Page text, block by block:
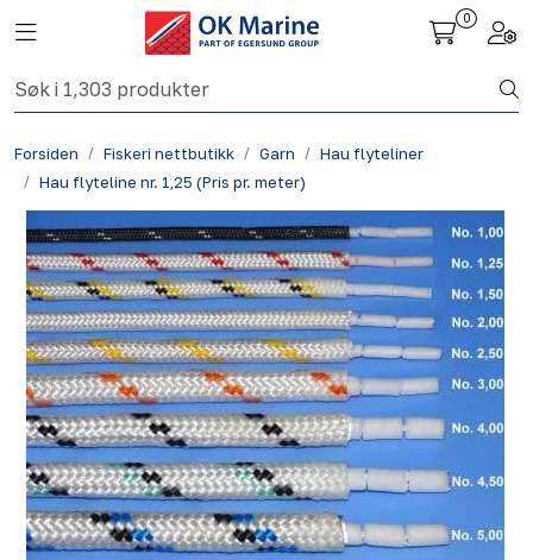
Skip to main content
Toggle navigation
0
Forsiden Fiskeri nettbutikk Garn
Hau flyteliner
Hau flyteline nr. 1,25 (Pris pr. meter)
Fiskeri nettbutikk
Havbruk
Aktuelt
Om oss
Kontakt